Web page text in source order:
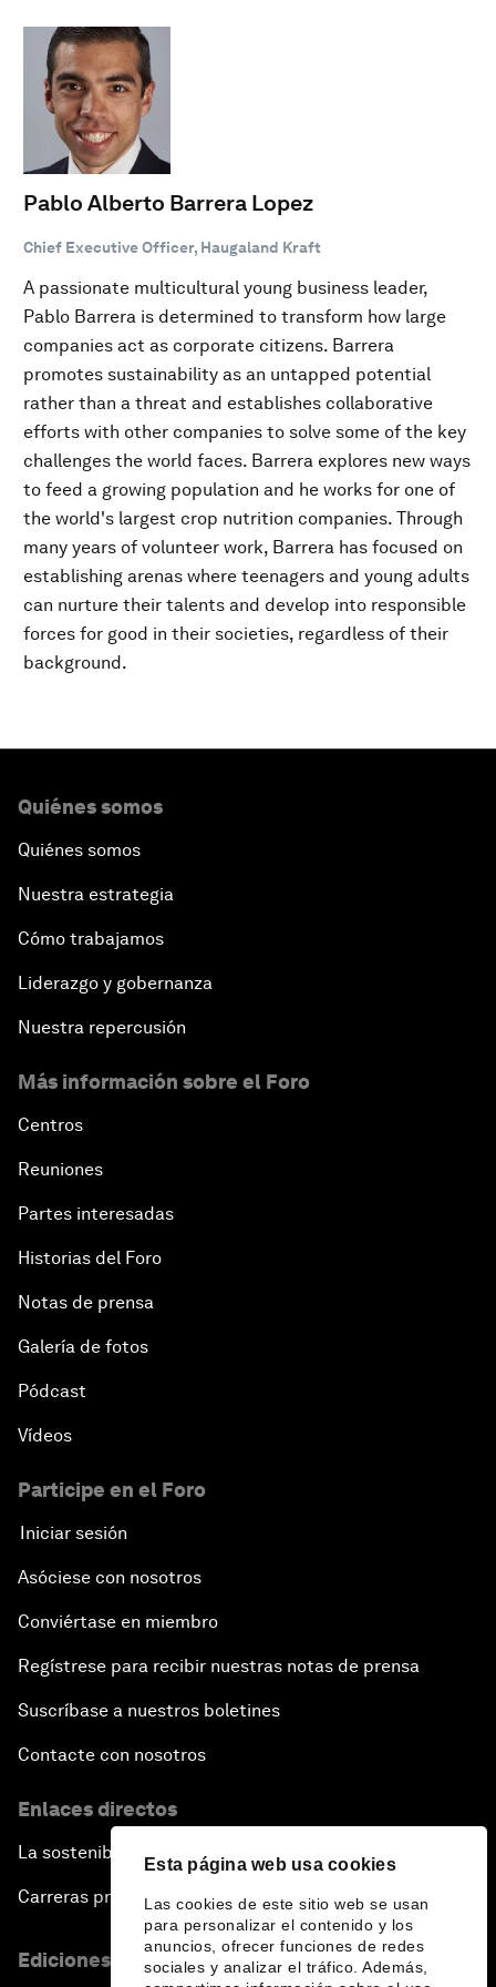
Esta página web usa cookies
Las cookies de este sitio web se usan
para personalizar el contenido y los
anuncios, ofrecer funciones de redes
sociales y analizar el tráfico. Además,
Pablo Alberto Barrera Lopez
Chief Executive Officer, Haugaland Kraft
A passionate multicultural young business leader,
Pablo Barrera is determined to transform how large
companies act as corporate citizens. Barrera
promotes sustainability as an untapped potential
rather than a threat and establishes collaborative
efforts with other companies to solve some of the key
challenges the world faces. Barrera explores new ways
to feed a growing population and he works for one of
the world's largest crop nutrition companies. Through
many years of volunteer work, Barrera has focused on
establishing arenas where teenagers and young adults
can nurture their talents and develop into responsible
forces for good in their societies, regardless of their
background.
Quiénes somos
Quiénes somos
Nuestra estrategia
Cómo trabajamos
Liderazgo y gobernanza
Nuestra repercusión
Más información sobre el Foro
Centros
Reuniones
Partes interesadas
Historias del Foro
Notas de prensa
Galería de fotos
Pódcast
Vídeos
Participe en el Foro
Iniciar sesión
Asóciese con nosotros
Conviértase en miembro
Regístrese para recibir nuestras notas de prensa
Suscríbase a nuestros boletines
Contacte con nosotros
Enlaces directos
La sostenibilidad en el Foro
Carreras profesionales
Ediciones en otros idiomas